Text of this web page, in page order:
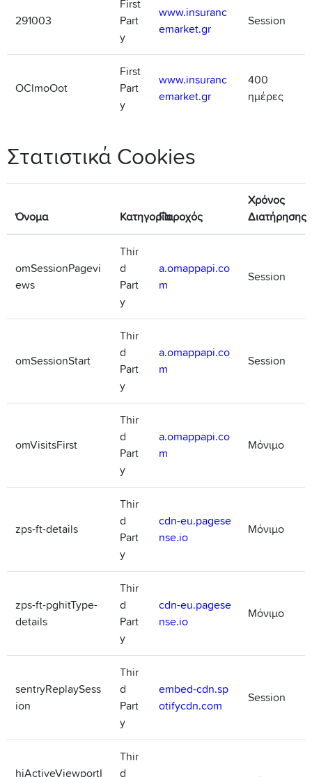
291003
First
Part
y
www.insuranc
emarket.gr
Session
OClmoOot
First
Part
y
www.insuranc
emarket.gr
400
ημέρες
Στατιστικά Cookies
Όνομα ΚατηγορίαΠαροχός
Χρόνος
Διατήρησης
omSessionPagevi
ews
Thir
d
Part
y
a.omappapi.co
m
Session
omSessionStart
Thir
d
Part
y
a.omappapi.co
m
Session
omVisitsFirst
Thir
d
Part
y
a.omappapi.co
m
Μόνιμο
zps-ft-details
Thir
d
Part
y
cdn-eu.pagese
nse.io
Μόνιμο
zps-ft-pghitType-
details
Thir
d
Part
y
cdn-eu.pagese
nse.io
Μόνιμο
sentryReplaySess
ion
Thir
d
Part
y
embed-cdn.sp
otifycdn.com
Session
hjActiveViewportI
Thir
d